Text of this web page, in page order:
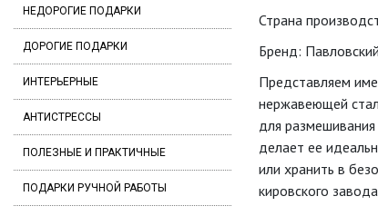
НЕДОРОГИЕ ПОДАРКИ
ДОРОГИЕ ПОДАРКИ
ИНТЕРЬЕРНЫЕ
АНТИСТРЕССЫ
ПОЛЕЗНЫЕ И ПРАКТИЧНЫЕ
ПОДАРКИ РУЧНОЙ РАБОТЫ
Страна
Бренд:
Представляем
нержавеющей
для
делает ее
или хранить в
кировского